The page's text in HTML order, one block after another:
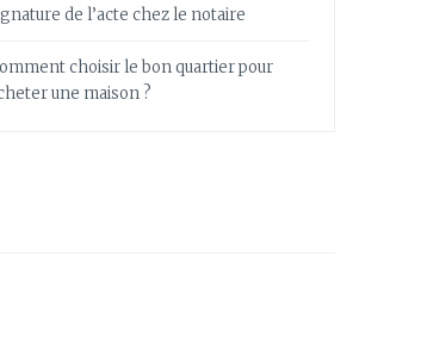
de l’acte chez le notaire
choisir le bon quartier pour
une maison ?